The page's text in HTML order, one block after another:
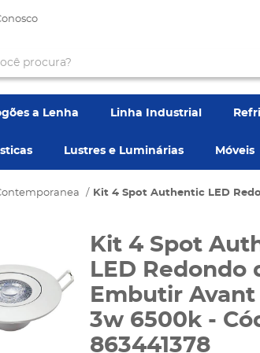
a Lenha Linha Industrial
Lustres e Luminárias Móveis
Kit 4 Spot Authentic LED
Kit 4 Spot
LED Redondo
Embutir
3w 6500k -
863441378